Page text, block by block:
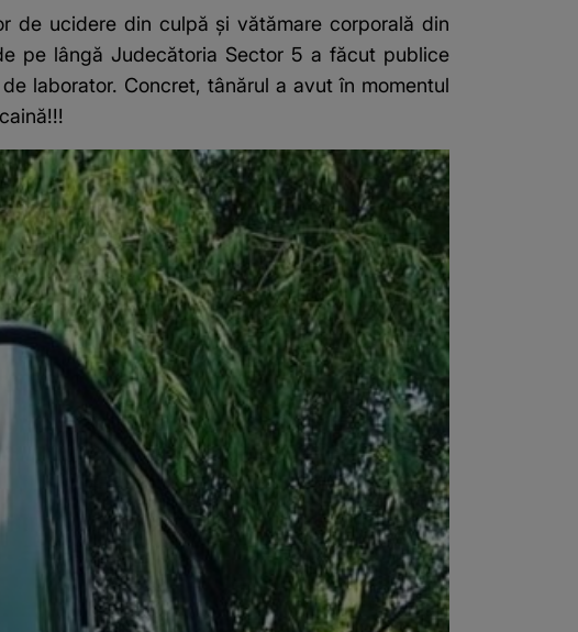
de ucidere din culpă şi vătămare corporală din
pe lângă Judecătoria Sector 5 a făcut publice
laborator. Concret, tânărul a avut în momentul